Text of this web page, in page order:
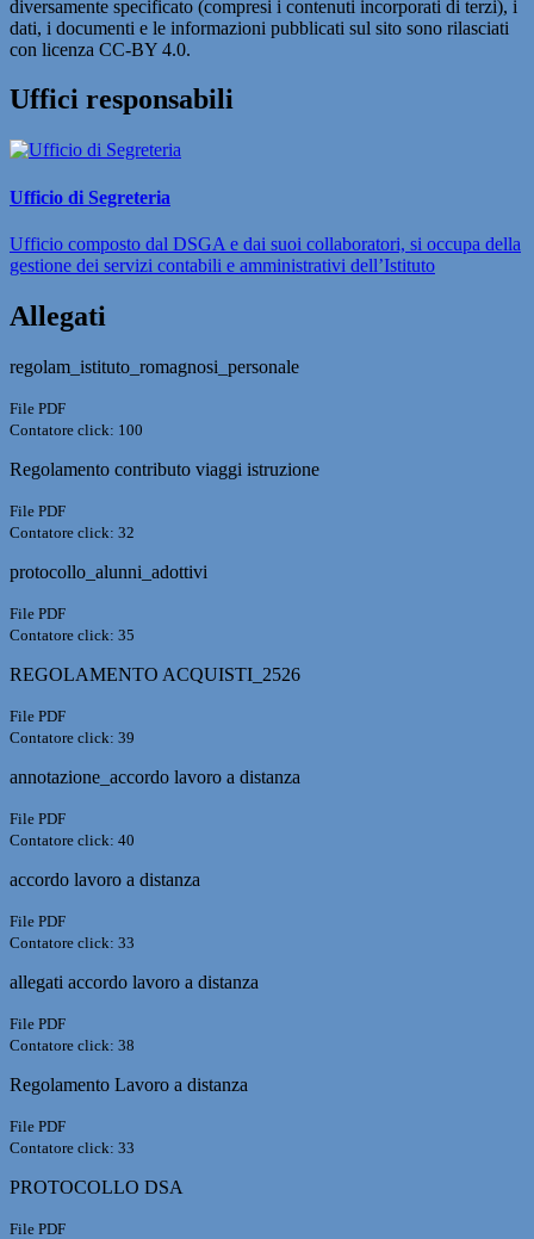
diversamente specificato (compresi i contenuti incorporati di terzi), i
dati, i documenti e le informazioni pubblicati sul sito sono rilasciati
con licenza CC-BY 4.0.
Uffici responsabili
Ufficio di Segreteria
Ufficio composto dal DSGA e dai suoi collaboratori, si occupa della
gestione dei servizi contabili e amministrativi dell’Istituto
Allegati
regolam_istituto_romagnosi_personale
File PDF
Contatore click: 100
Regolamento contributo viaggi istruzione
File PDF
Contatore click: 32
protocollo_alunni_adottivi
File PDF
Contatore click: 35
REGOLAMENTO ACQUISTI_2526
File PDF
Contatore click: 39
annotazione_accordo lavoro a distanza
File PDF
Contatore click: 40
accordo lavoro a distanza
File PDF
Contatore click: 33
allegati accordo lavoro a distanza
File PDF
Contatore click: 38
Regolamento Lavoro a distanza
File PDF
Contatore click: 33
PROTOCOLLO DSA
File PDF